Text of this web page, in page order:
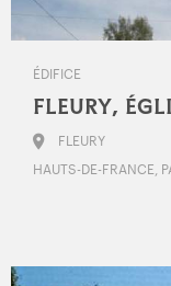
ÉDIFICE
FLEURY,
FLEURY
HAUTS-DE-FRANCE,